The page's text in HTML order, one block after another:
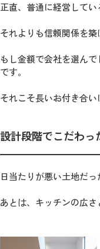
正直、普通に経営して
それよりも信頼関係を築
もし金額で会社を選ん
です。
それこそ長いお付き合い
設計段階でこだわっ
日当たりが悪い土地だ
あとは、キッチンの広さ